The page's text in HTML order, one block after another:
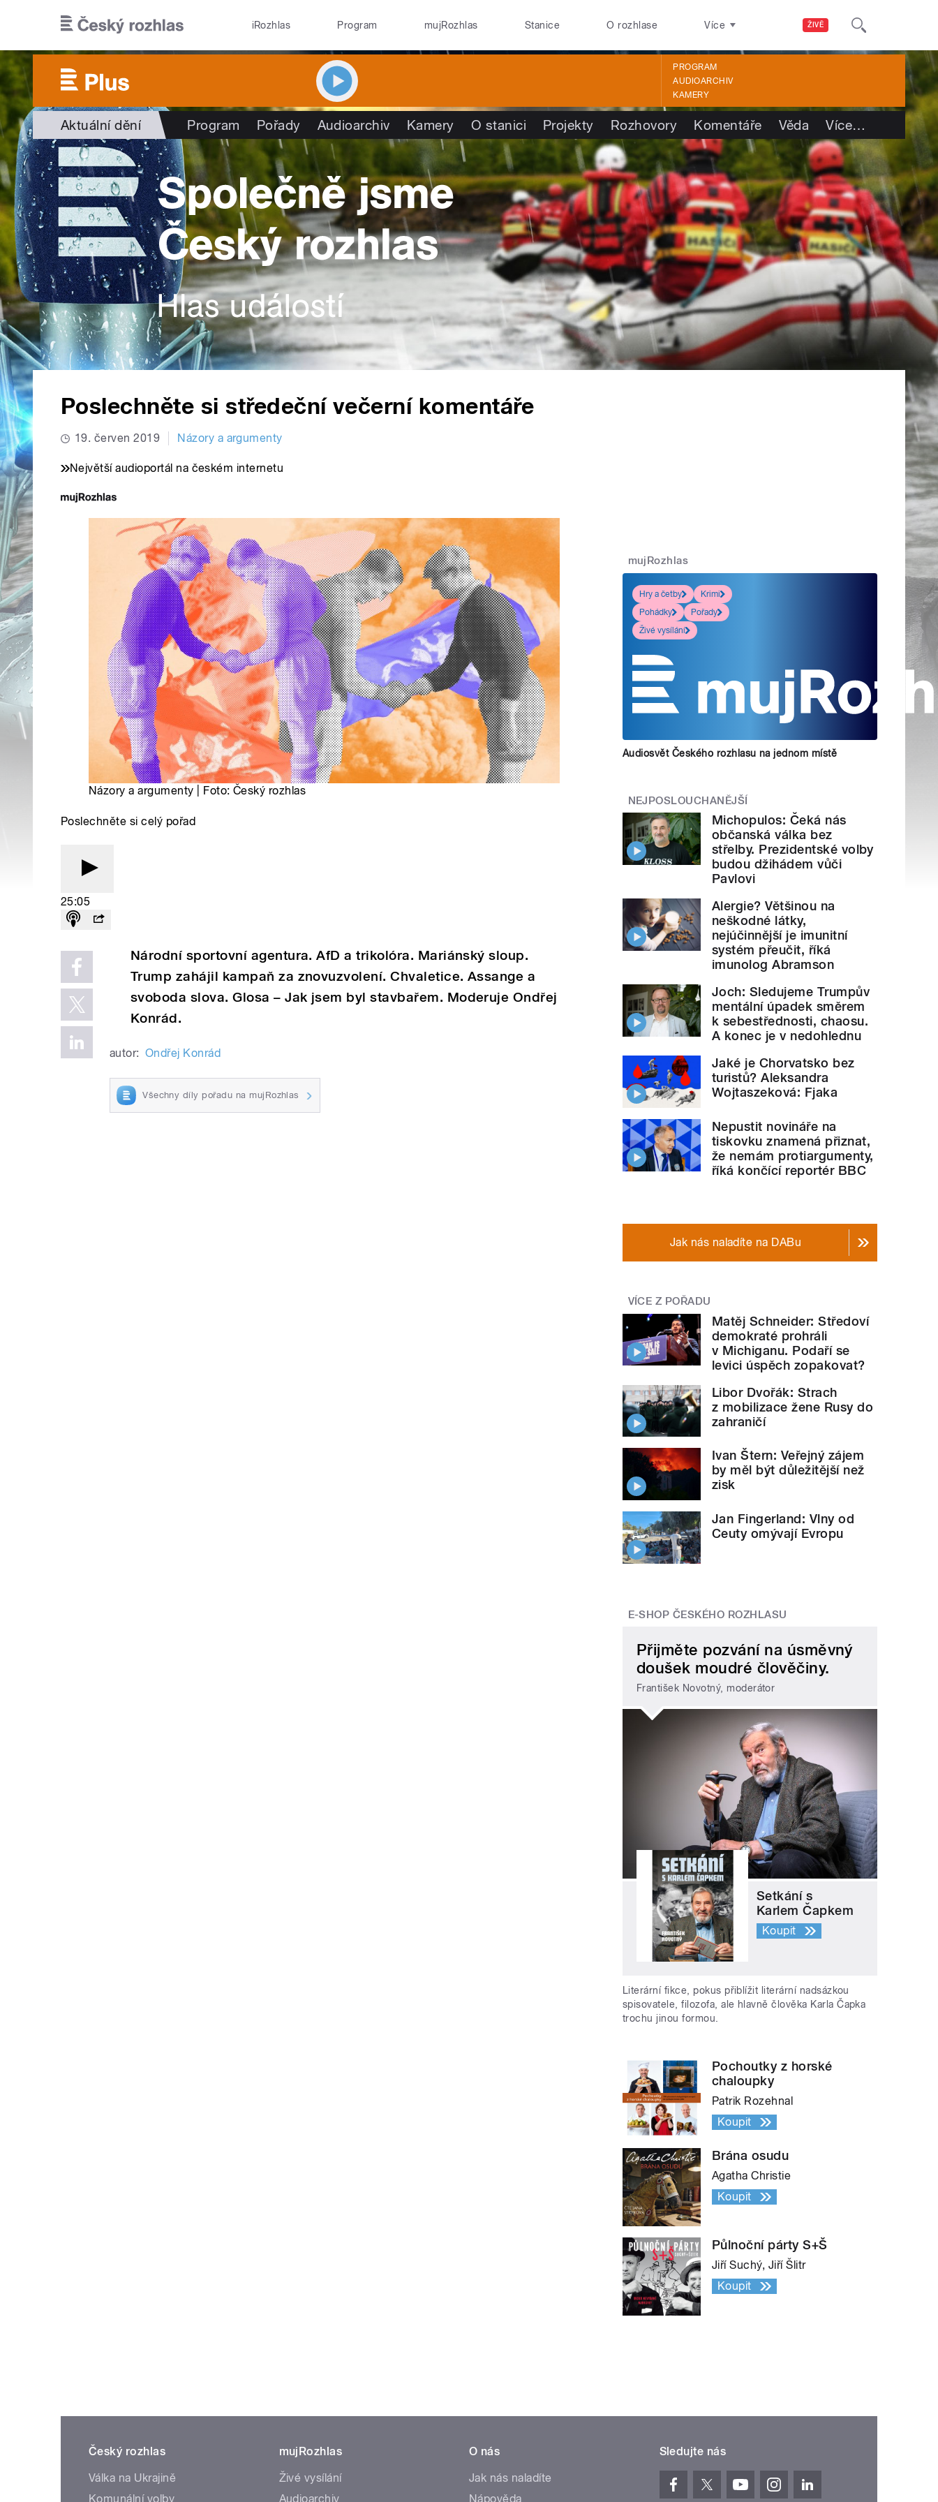
ŽIVĚ
iRozhlas Program mujRozhlas Stanice O rozhlase Více
PROGRAM
AUDIOARCHIV
KAMERY
Aktuální dění Program Pořady Audioarchiv Kamery O stanici Projekty Rozhovory Komentáře Věda Více…
Poslechněte si středeční večerní komentáře
19. červen 2019 Názory a argumenty
Největší audioportál na českém internetu
Názory a argumenty | Foto: Český rozhlas
Poslechněte si celý pořad
25:05
Národní sportovní agentura. AfD a trikolóra. Mariánský sloup.
Trump zahájil kampaň za znovuzvolení. Chvaletice. Assange a
svoboda slova. Glosa – Jak jsem byl stavbařem. Moderuje Ondřej
Konrád.
autor: Ondřej Konrád
Všechny díly pořadu na mujRozhlas
mujRozhlas
Hry a četby
Krimi
Pohádky
Pořady
Živé vysílání
Audiosvět Českého rozhlasu na jednom místě
NEJPOSLOUCHANĚJŠÍ
Michopulos: Čeká nás
občanská válka bez
střelby. Prezidentské volby
budou džihádem vůči
Pavlovi
Alergie? Většinou na
neškodné látky,
nejúčinnější je imunitní
systém přeučit, říká
imunolog Abramson
Joch: Sledujeme Trumpův
mentální úpadek směrem
k sebestřednosti, chaosu.
A konec je v nedohlednu
Jaké je Chorvatsko bez
turistů? Aleksandra
Wojtaszeková: Fjaka
Nepustit novináře na
tiskovku znamená přiznat,
že nemám protiargumenty,
říká končící reportér BBC
Jak nás naladíte na DABu
VÍCE Z POŘADU
Matěj Schneider: Středoví
demokraté prohráli
v Michiganu. Podaří se
levici úspěch zopakovat?
Libor Dvořák: Strach
z mobilizace žene Rusy do
zahraničí
Ivan Štern: Veřejný zájem
by měl být důležitější než
zisk
Jan Fingerland: Vlny od
Ceuty omývají Evropu
E-SHOP ČESKÉHO ROZHLASU
Přijměte pozvání na úsměvný
doušek moudré člověčiny.
František Novotný, moderátor
Setkání s
Karlem Čapkem
Koupit
Literární fikce, pokus přiblížit literární nadsázkou
spisovatele, filozofa, ale hlavně člověka Karla Čapka
trochu jinou formou.
Pochoutky z horské
chaloupky
Patrik Rozehnal
Koupit
Brána osudu
Agatha Christie
Koupit
Půlnoční párty S+Š
Jiří Suchý, Jiří Šlitr
Koupit
Český rozhlas
Válka na Ukrajině
Komunální volby
mujRozhlas
Živé vysílání
Audioarchiv
O nás
Jak nás naladíte
Nápověda
Sledujte nás